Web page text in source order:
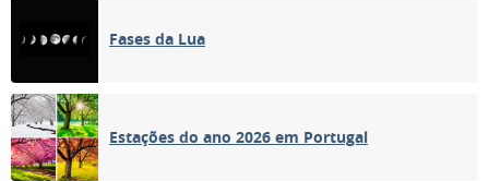
Fases da Lua
Estações do ano 2026 em Portugal